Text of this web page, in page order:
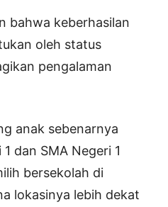
bahwa keberhasilan
oleh status
pengalaman
anak sebenarnya
dan SMA Negeri 1
bersekolah di
lokasinya lebih dekat